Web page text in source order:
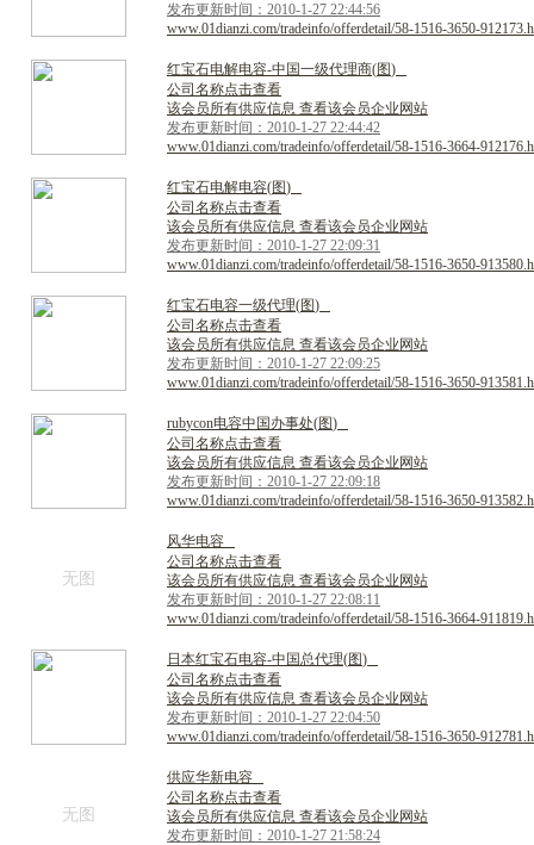
发布更新时间：2010-1-27 22:44:56
www.01dianzi.com/tradeinfo/offerdetail/58-1516-3650-
红宝石电解电容-中 国一级代理商(图)
公司名称点击查看
该会员所有供应信息 查看该会员企业网站
发布更新时间：2010-1-27 22:44:42
www.01dianzi.com/tradeinfo/offerdetail/58-1516-3664-
红宝石电解电容(图)
公司名称点击查看
该会员所有供应信息 查看该会员企业网站
发布更新时间：2010-1-27 22:09:31
www.01dianzi.com/tradeinfo/offerdetail/58-1516-3650-
红宝石电容一级代理(图)
公司名称点击查看
该会员所有供应信息 查看该会员企业网站
发布更新时间：2010-1-27 22:09:25
www.01dianzi.com/tradeinfo/offerdetail/58-1516-3650-
rubycon电容中 国 办事处(图)
公司名称点击查看
该会员所有供应信息 查看该会员企业网站
发布更新时间：2010-1-27 22:09:18
www.01dianzi.com/tradeinfo/offerdetail/58-1516-3650-
无图
风华电容
公司名称点击查看
该会员所有供应信息 查看该会员企业网站
发布更新时间：2010-1-27 22:08:11
www.01dianzi.com/tradeinfo/offerdetail/58-1516-3664-
日 本红宝石电容-中 国总代理(图)
公司名称点击查看
该会员所有供应信息 查看该会员企业网站
发布更新时间：2010-1-27 22:04:50
www.01dianzi.com/tradeinfo/offerdetail/58-1516-3650-
无图
供应华新电容
公司名称点击查看
该会员所有供应信息 查看该会员企业网站
发布更新时间：2010-1-27 21:58:24